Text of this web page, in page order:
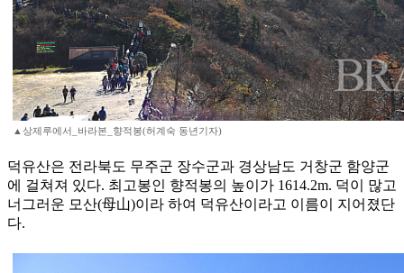
▲상제루에서_바라본_향적봉(허계숙 동년기자)
덕유산은 전라북도 무주군 장수군과 경상남도 거창군 함양군
에 걸쳐져 있다. 최고봉인 향적봉의 높이가 1614.2m. 덕이 많고
너그러운 모산(母山)이라 하여 덕유산이라고 이름이 지어졌단
다.